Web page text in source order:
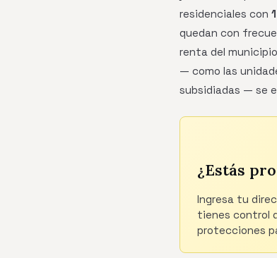
residenciales con
quedan con
renta del
— como las
subsidiadas — se
¿Estás
Ingresa tu
tienes control
protecciones